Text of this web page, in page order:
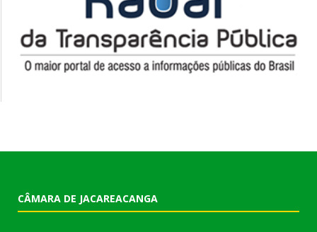
CÂMARA DE JACAREACANGA